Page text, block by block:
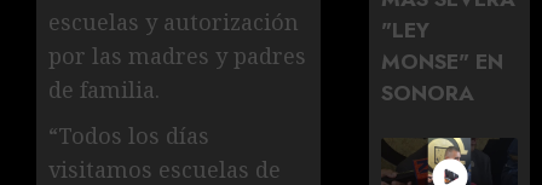
escuelas y autorización
por las madres y padres
de familia.
“Todos los días
visitamos escuelas de
"LEY
MONSE" EN
SONORA